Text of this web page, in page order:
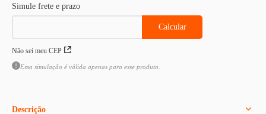
Não sei meu CEP
Essa simulação é válida apenas para esse produto.
Descrição